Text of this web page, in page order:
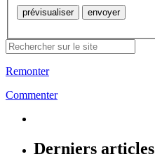
Remonter
Commenter
Derniers articles